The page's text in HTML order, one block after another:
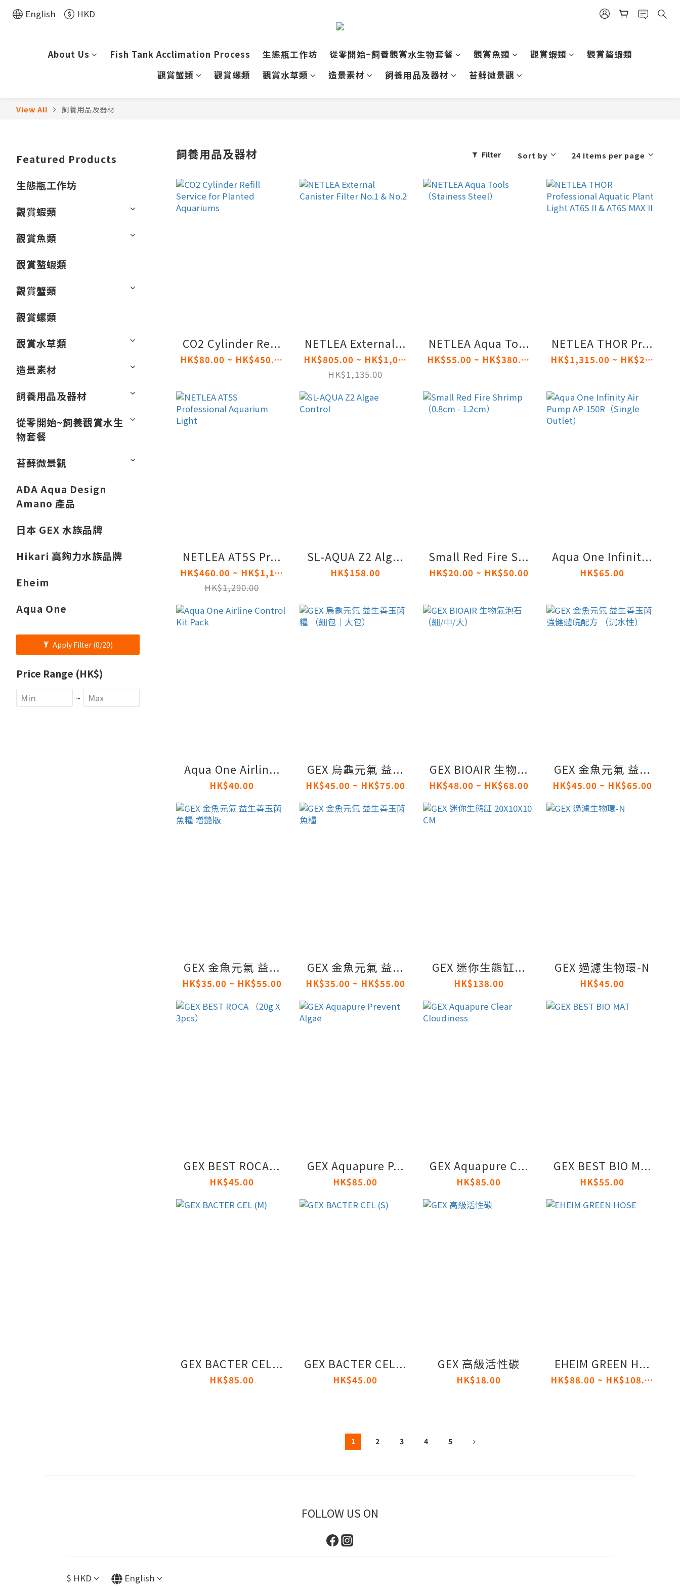
English HKD
About Us Fish Tank Acclimation Process 生態瓶工作坊 從零開始~飼養觀賞水生物套餐 觀賞魚類 觀賞蝦類
觀賞螯蝦類
觀賞蟹類
觀賞螺類 觀賞水草類 造景素材 飼養用品及器材 苔蘚微景觀
View All 飼養用品及器材
Featured Products
生態瓶工作坊
觀賞蝦類
觀賞魚類
觀賞螯蝦類
觀賞蟹類
觀賞螺類
觀賞水草類
造景素材
飼養用品及器材
從零開始~飼養觀賞水生
物套餐
苔蘚微景觀
ADA Aqua Design
Amano 產品
日本 GEX 水族品牌
Hikari 高夠力水族品牌
Eheim
Aqua One
Apply Filter (0/20)
Price Range (HK$)
~
飼養用品及器材 Filter Sort by 24 Items per page
CO2 Cylinder Re...
HK$80.00 ~ HK$450.00
NETLEA External...
HK$805.00 ~ HK$1,015.00
HK$1,135.00
NETLEA Aqua To...
HK$55.00 ~ HK$380.00
NETLEA THOR Pr...
HK$1,315.00 ~ HK$2,020.00
NETLEA AT5S Pr...
HK$460.00 ~ HK$1,125.00
HK$1,290.00
SL-AQUA Z2 Alg...
HK$158.00
Small Red Fire S...
HK$20.00 ~ HK$50.00
Aqua One Infinit...
HK$65.00
Aqua One Airlin...
HK$40.00
GEX 烏龜元氣 益...
HK$45.00 ~ HK$75.00
GEX BIOAIR 生物...
HK$48.00 ~ HK$68.00
GEX 金魚元氣 益...
HK$45.00 ~ HK$65.00
GEX 金魚元氣 益...
HK$35.00 ~ HK$55.00
GEX 金魚元氣 益...
HK$35.00 ~ HK$55.00
GEX 迷你生態缸...
HK$138.00
GEX 過濾生物環-N
HK$45.00
GEX BEST ROCA...
HK$45.00
GEX Aquapure P...
HK$85.00
GEX Aquapure C...
HK$85.00
GEX BEST BIO M...
HK$55.00
GEX BACTER CEL...
HK$85.00
GEX BACTER CEL...
HK$45.00
GEX 高級活性碳
HK$18.00
EHEIM GREEN H...
HK$88.00 ~ HK$108.00
1 2 3 4 5
FOLLOW US ON
$ HKD English